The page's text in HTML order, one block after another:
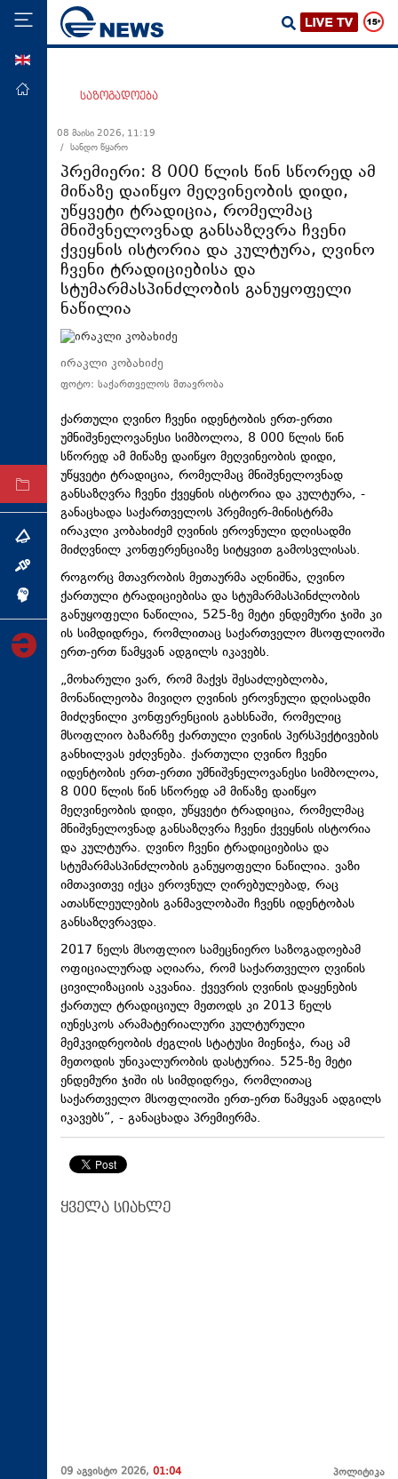
მთავარი
ეკონომიკა
მსოფლიო
ჯანდაცვა
საზოგადოება
სამართალი
თავდაცვა
სპორტი
ტექნოლოგიები
ტაბლოიდი
თემა
ინქვიზიცია
საზოგადოება
08 მაისი 2026, 11:19
/ სანდო წყარო
პრემიერი: 8 000 წლის წინ სწორედ ამ
მიწაზე დაიწყო მეღვინეობის დიდი,
უწყვეტი ტრადიცია, რომელმაც
მნიშვნელოვნად განსაზღვრა ჩვენი
ქვეყნის ისტორია და კულტურა, ღვინო
ჩვენი ტრადიციებისა და
სტუმარმასპინძლობის განუყოფელი
ნაწილია
ირაკლი კობახიძე
ფოტო: საქართველოს მთავრობა
ქართული ღვინო ჩვენი იდენტობის ერთ-ერთი
უმნიშვნელოვანესი სიმბოლოა, 8 000 წლის წინ
სწორედ ამ მიწაზე დაიწყო მეღვინეობის დიდი,
უწყვეტი ტრადიცია, რომელმაც მნიშვნელოვნად
განსაზღვრა ჩვენი ქვეყნის ისტორია და კულტურა, -
განაცხადა საქართველოს პრემიერ-მინისტრმა
ირაკლი კობახიძემ ღვინის ეროვნული დღისადმი
მიძღვნილ კონფერენციაზე სიტყვით გამოსვლისას.
როგორც მთავრობის მეთაურმა აღნიშნა, ღვინო
ქართული ტრადიციებისა და სტუმარმასპინძლობის
განუყოფელი ნაწილია, 525-ზე მეტი ენდემური ჯიში კი
ის სიმდიდრეა, რომლითაც საქართველო მსოფლიოში
ერთ-ერთ წამყვან ადგილს იკავებს.
„მოხარული ვარ, რომ მაქვს შესაძლებლობა,
მონაწილეობა მივიღო ღვინის ეროვნული დღისადმი
მიძღვნილი კონფერენციის გახსნაში, რომელიც
მსოფლიო ბაზარზე ქართული ღვინის პერსპექტივების
განხილვას ეძღვნება. ქართული ღვინო ჩვენი
იდენტობის ერთ-ერთი უმნიშვნელოვანესი სიმბოლოა,
8 000 წლის წინ სწორედ ამ მიწაზე დაიწყო
მეღვინეობის დიდი, უწყვეტი ტრადიცია, რომელმაც
მნიშვნელოვნად განსაზღვრა ჩვენი ქვეყნის ისტორია
და კულტურა. ღვინო ჩვენი ტრადიციებისა და
სტუმარმასპინძლობის განუყოფელი ნაწილია. ვაზი
იმთავითვე იქცა ეროვნულ ღირებულებად, რაც
ათასწლეულების განმავლობაში ჩვენს იდენტობას
განსაზღვრავდა.
2017 წელს მსოფლიო სამეცნიერო საზოგადოებამ
ოფიციალურად აღიარა, რომ საქართველო ღვინის
ცივილიზაციის აკვანია. ქვევრის ღვინის დაყენების
ქართულ ტრადიციულ მეთოდს კი 2013 წელს
იუნესკოს არამატერიალური კულტურული
მემკვიდრეობის ძეგლის სტატუსი მიენიჭა, რაც ამ
მეთოდის უნიკალურობის დასტურია. 525-ზე მეტი
ენდემური ჯიში ის სიმდიდრეა, რომლითაც
საქართველო მსოფლიოში ერთ-ერთ წამყვან ადგილს
იკავებს“, - განაცხადა პრემიერმა.
ყველა სიახლე
09 აგვისტო 2026, 01:04 პოლიტიკა